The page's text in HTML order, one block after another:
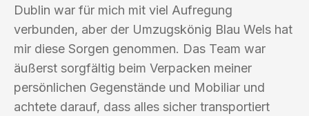
Dublin war für mich mit viel Aufregung
verbunden, aber der Umzugskönig Blau Wels hat
mir diese Sorgen genommen. Das Team war
äußerst sorgfältig beim Verpacken meiner
persönlichen Gegenstände und Mobiliar und
achtete darauf, dass alles sicher transportiert